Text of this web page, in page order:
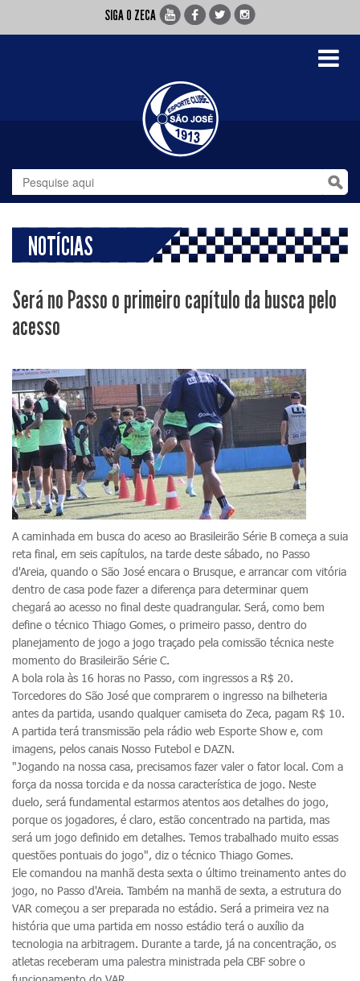
SIGA O ZECA
Toggle
NOTÍCIAS
Será no Passo o primeiro capítulo da busca pelo
acesso
A caminhada em busca do aceso ao Brasileirão Série B começa a suia
reta final, em seis capítulos, na tarde deste sábado, no Passo
d'Areia, quando o São José encara o Brusque, e arrancar com vitória
dentro de casa pode fazer a diferença para determinar quem
chegará ao acesso no final deste quadrangular. Será, como bem
define o técnico Thiago Gomes, o primeiro passo, dentro do
planejamento de jogo a jogo traçado pela comissão técnica neste
momento do Brasileirão Série C.
A bola rola às 16 horas no Passo, com ingressos a R$ 20.
Torcedores do São José que comprarem o ingresso na bilheteria
antes da partida, usando qualquer camiseta do Zeca, pagam R$ 10.
A partida terá transmissão pela rádio web Esporte Show e, com
imagens, pelos canais Nosso Futebol e DAZN.
"Jogando na nossa casa, precisamos fazer valer o fator local. Com a
força da nossa torcida e da nossa característica de jogo. Neste
duelo, será fundamental estarmos atentos aos detalhes do jogo,
porque os jogadores, é claro, estão concentrado na partida, mas
será um jogo definido em detalhes. Temos trabalhado muito essas
questões pontuais do jogo", diz o técnico Thiago Gomes.
Ele comandou na manhã desta sexta o último treinamento antes do
jogo, no Passo d'Areia. Também na manhã de sexta, a estrutura do
VAR começou a ser preparada no estádio. Será a primeira vez na
história que uma partida em nosso estádio terá o auxílio da
tecnologia na arbitragem. Durante a tarde, já na concentração, os
atletas receberam uma palestra ministrada pela CBF sobre o